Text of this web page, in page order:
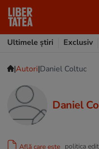
Ultimele știri
Exclusiv
|Autori|Daniel Coltuc
Daniel
Află care este politica